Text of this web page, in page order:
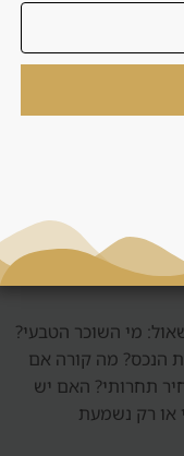
הסתמכות על תשואה
בלי להבין שוכר טבעי,
הבנת חוזה, וחוסר
סדר לפני שהלקוח
לפני
מי השוכר הטבעי?
הנכס? מה קורה אם
תחרותי? האם יש
או רק נשמעת